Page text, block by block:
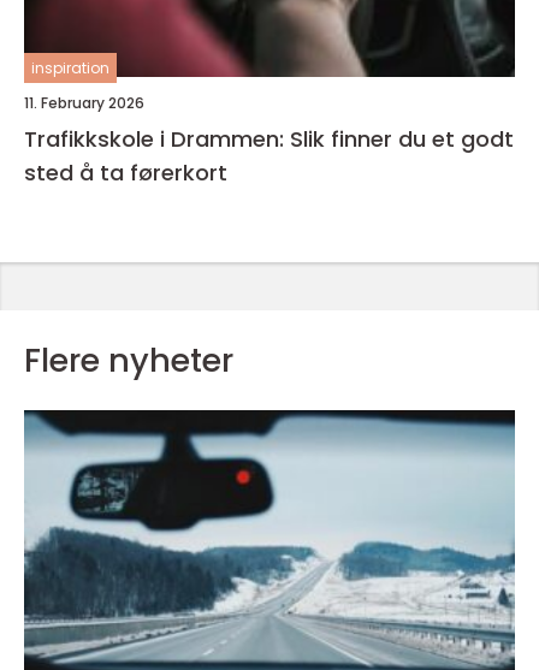
inspiration
11. February 2026
Trafikkskole i Drammen: Slik finner du et godt
sted å ta førerkort
Flere nyheter